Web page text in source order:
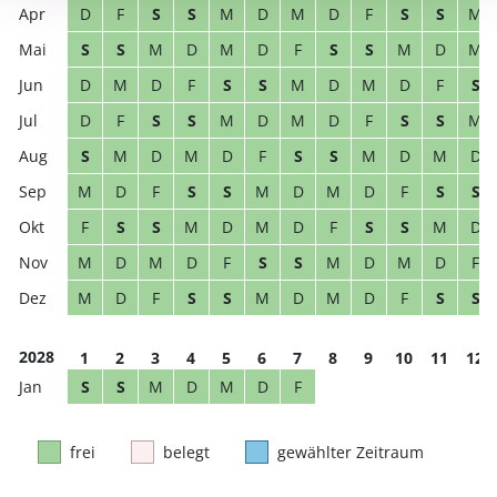
D
F S S M D M D F S S
M
S
S M D M D F S S M D
M
D
M D F S S M D M D F
S
D
F S S M D M D F S S
M
S
M D M D F S S M D M
D
M
D F S S M D M D F S
S
F
S S M D M D F S S M
D
M
D M D F S S M D M D
F
M
D F S S M D M D F S S
2028 1 2 3 4 5 6 7 8 9 10 11
12
S
S M D M D F
frei belegt gewählter Zeitraum